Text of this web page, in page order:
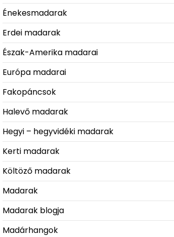
Énekesmadarak
Erdei madarak
Észak-Amerika madarai
Európa madarai
Fakopáncsok
Halevő madarak
Hegyi – hegyvidéki madarak
Kerti madarak
Költöző madarak
Madarak
Madarak blogja
Madárhangok